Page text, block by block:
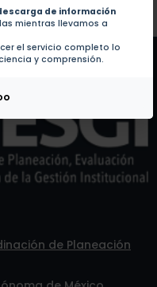
de información
mientras llevamos a
el servicio completo lo
y comprensión.
autor.
de Planeación